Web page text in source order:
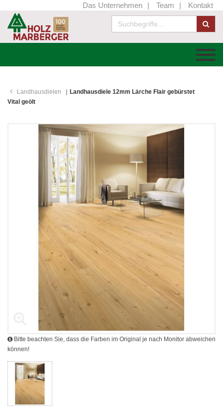
Das Unternehmen Team Kontakt
Landhausdielen
Landhausdiele 12mm Lärche Flair gebürstet
Vital geölt
Bitte beachten Sie, dass die Farben im Original je nach Monitor abweichen
können!